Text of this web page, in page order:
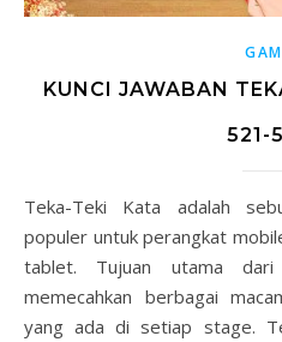
KUNCI JAWABAN
521-
Teka-Teki Kata adalah sebuah game teka-teki yang
populer untuk perangkat
tablet. Tujuan utama
memecahkan berbagai
yang ada di setiap stage.